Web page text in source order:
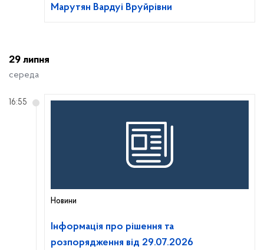
Марутян Вардуі Вруйрівни
29 липня
середа
Новини
Інформація про рішення та
розпорядження від 29.07.2026
16:55